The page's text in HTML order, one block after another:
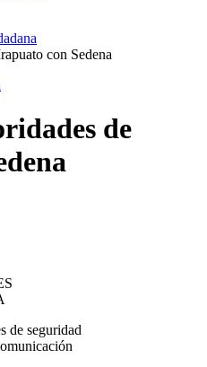
con Sedena
de
de seguridad